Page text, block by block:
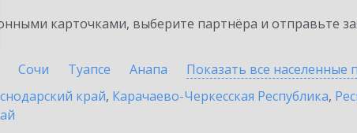
карточками, выберите партнёра и отправьте
Сочи Туапсе Анапа Показать все населенные
край, Карачаево-Черкесская Республика,